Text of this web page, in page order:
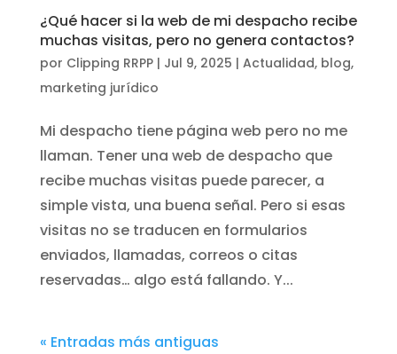
¿Qué hacer si la web de mi despacho recibe
muchas visitas, pero no genera contactos?
por Clipping RRPP| Jul 9, 2025 | Actualidad, blog,
marketing jurídico
Mi despacho tiene página web pero no me
llaman. Tener una web de despacho que
recibe muchas visitas puede parecer, a
simple vista, una buena señal. Pero si esas
visitas no se traducen en formularios
enviados, llamadas, correos o citas
reservadas… algo está fallando. Y...
« Entradas más antiguas